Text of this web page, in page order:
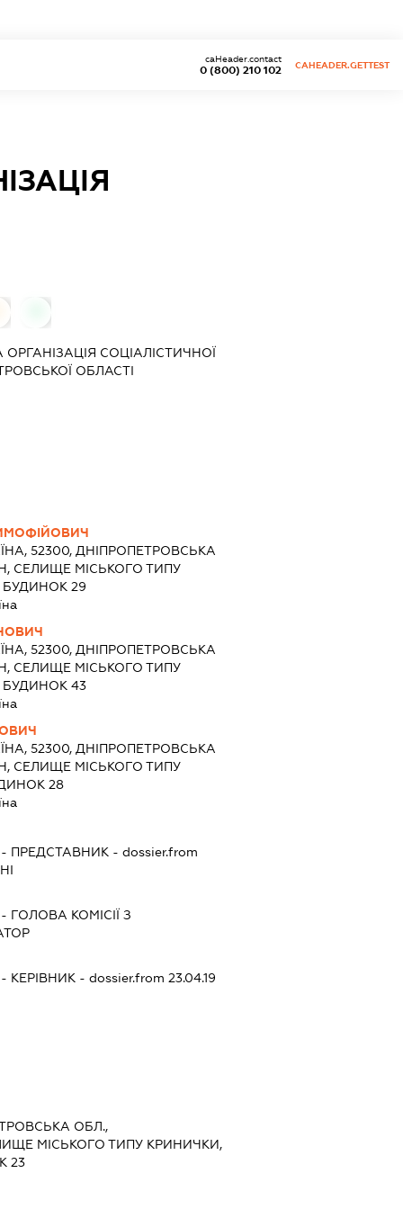
0 (800) 210 102
caHeader.contact
CAHEADER.GETTEST
СОЦІАЛІСТИЧНОЇ
ОБЛАСТІ
52300, ДНІПРОПЕТРОВСЬКА
СЕЛИЩЕ МІСЬКОГО ТИПУ
БУДИНОК 29
52300, ДНІПРОПЕТРОВСЬКА
СЕЛИЩЕ МІСЬКОГО ТИПУ
БУДИНОК 43
52300, ДНІПРОПЕТРОВСЬКА
СЕЛИЩЕ МІСЬКОГО ТИПУ
28
- ПРЕДСТАВНИК - dossier.from
- ГОЛОВА КОМІСІЇ З
- КЕРІВНИК - dossier.from 23.04.19
ОБЛ.,
МІСЬКОГО ТИПУ КРИНИЧКИ,
23